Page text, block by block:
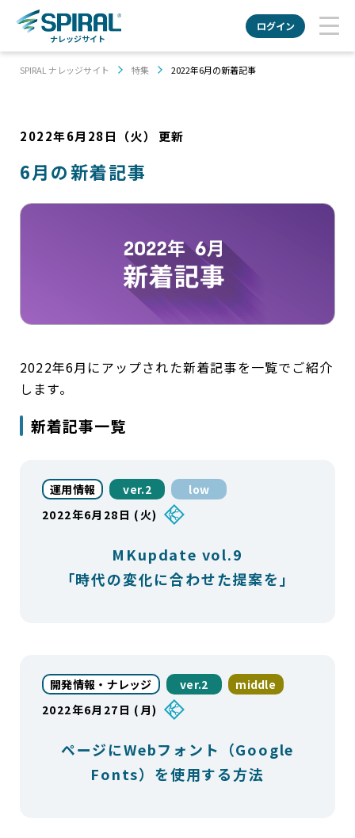
ナレッジサイト
ログイン
SPIRAL ナレッジサイト 特集 2022年6月の新着記事
2022年6月28日（火） 更新
6月の新着記事
2022年6月にアップされた新着記事を一覧でご紹介
します。
新着記事一覧
運用情報 ver.2
low
2022年6月28日 (火)
MKupdate vol.9
「時代の変化に合わせた提案を」
開発情報・ナレッジ ver.2
middle
2022年6月27日 (月)
ページにWebフォント（Google
Fonts）を使用する方法